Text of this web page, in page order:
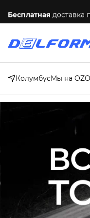
Бесплатная доставка
КолумбусМы на